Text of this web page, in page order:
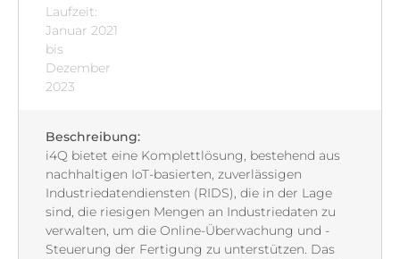
Laufzeit:
Januar 2021
bis
Dezember
2023
Beschreibung:
i4Q bietet eine Komplettlösung, bestehend aus
nachhaltigen IoT-basierten, zuverlässigen
Industriedatendiensten (RIDS), die in der Lage
sind, die riesigen Mengen an Industriedaten zu
verwalten, um die Online-Überwachung und -
Steuerung der Fertigung zu unterstützen. Das